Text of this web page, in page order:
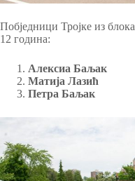
Побједници Тројке из
12 година:
Алексиа Баљак
Матија Лазић
Петра Баљак